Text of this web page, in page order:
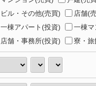
ビル・その他(売買)
店舗(
一棟アパート(投資)
一棟
店舗・事務所(投資)
寮・